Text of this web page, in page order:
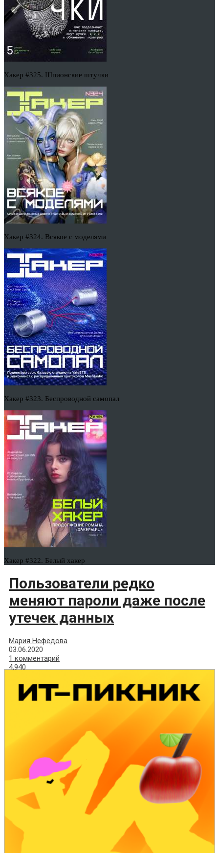
Хакер #325. Шпионские штучки
Хакер #324. Всякое с моделями
Хакер #323. Беспроводной самопал
Хакер #322. Белый хакер
Пользователи редко
меняют пароли даже после
утечек данных
Мария Нефёдова
03.06.2020
1 комментарий
4,940